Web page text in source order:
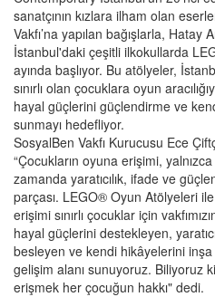
sanatçının kızlara ilham olan
Vakfı’na yapılan bağışlarla,
İstanbul'daki çeşitli ilkokullarda
ayında başlıyor. Bu atölyeler,
sınırlı olan çocuklara oyun
hayal güçlerini güçlendirme ve
sunmayı hedefliyor.
SosyalBen Vakfı Kurucusu Ece
“Çocukların oyuna erişimi,
zamanda yaratıcılık, ifade ve
parçası. LEGO® Oyun Atölyeleri
erişimi sınırlı çocuklar için
hayal güçlerini destekleyen,
besleyen ve kendi hikâyelerini
gelişim alanı sunuyoruz. Biliyoruz
erişmek her çocuğun hakkı" dedi.